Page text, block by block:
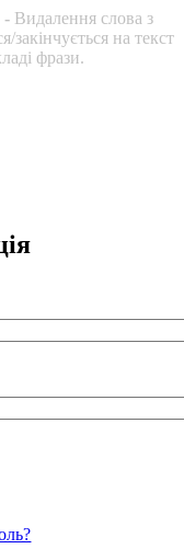
- Видалення слова з
закінчується на текст
фрази.